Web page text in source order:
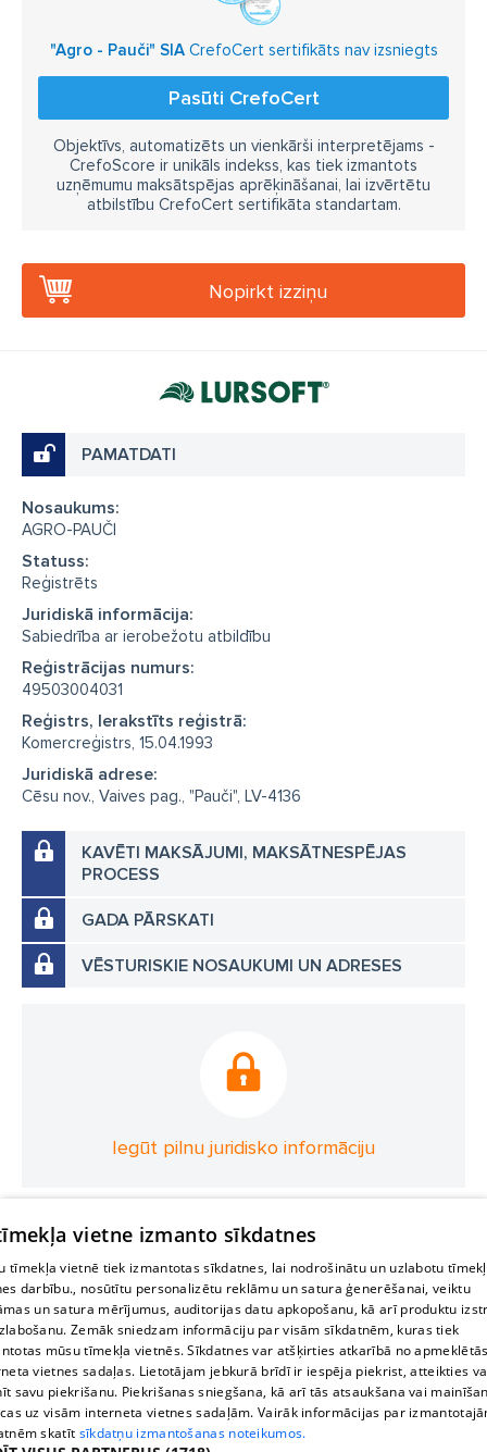
"Agro - Pauči" SIACrefoCert sertifikāts nav izsniegts
Pasūti CrefoCert
Objektīvs, automatizēts un vienkārši interpretējams -
CrefoScore ir unikāls indekss, kas tiek izmantots
uzņēmumu maksātspējas aprēķināšanai, lai izvērtētu
atbilstību CrefoCert sertifikāta standartam.
Nopirkt izziņu
PAMATDATI
Nosaukums:
AGRO-PAUČI
Statuss:
Reģistrēts
Juridiskā informācija:
Sabiedrība ar ierobežotu atbildību
Reģistrācijas numurs:
49503004031
Reģistrs, Ierakstīts reģistrā:
Komercreģistrs, 15.04.1993
Juridiskā adrese:
Cēsu nov., Vaives pag., "Pauči", LV-4136
KAVĒTI MAKSĀJUMI, MAKSĀTNESPĒJAS
PROCESS
GADA PĀRSKATI
VĒSTURISKIE NOSAUKUMI UN ADRESES
Iegūt pilnu juridisko informāciju
vietne izmanto sīkdatnes
tīmekļa vietnē tiek izmantotas sīkdatnes, lai nodrošinātu un uzlabotu
darbību., nosūtītu personalizētu reklāmu un satura ģenerēšanai, veiktu
un satura mērījumus, auditorijas datu apkopošanu, kā arī produktu
Zemāk sniedzam informāciju par visām sīkdatnēm, kuras tiek
mūsu tīmekļa vietnēs. Sīkdatnes var atšķirties atkarībā no
vietnes sadaļas. Lietotājam jebkurā brīdī ir iespēja piekrist, atteikties
savu piekrišanu. Piekrišanas sniegšana, kā arī tās atsaukšana vai
uz visām interneta vietnes sadaļām. Vairāk informācijas par
skatīt sīkdatņu izmantošanas noteikumos.